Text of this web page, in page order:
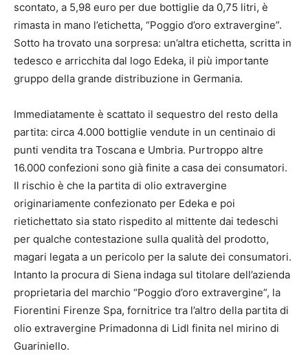
scontato, a 5,98 euro per due bottiglie da 0,75 litri, è
rimasta in mano l’etichetta, “Poggio d’oro extravergine”.
Sotto ha trovato una sorpresa: un’altra etichetta, scritta in
tedesco e arricchita dal logo Edeka, il più importante
gruppo della grande distribuzione in Germania.
Immediatamente è scattato il sequestro del resto della
partita: circa 4.000 bottiglie vendute in un centinaio di
punti vendita tra Toscana e Umbria. Purtroppo altre
16.000 confezioni sono già finite a casa dei consumatori.
Il rischio è che la partita di olio extravergine
originariamente confezionato per Edeka e poi
rietichettato sia stato rispedito al mittente dai tedeschi
per qualche contestazione sulla qualità del prodotto,
magari legata a un pericolo per la salute dei consumatori.
Intanto la procura di Siena indaga sul titolare dell’azienda
proprietaria del marchio “Poggio d’oro extravergine”, la
Fiorentini Firenze Spa, fornitrice tra l’altro della partita di
olio extravergine Primadonna di Lidl finita nel mirino di
Guariniello.